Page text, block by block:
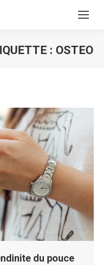
: OSTEO
du pouce